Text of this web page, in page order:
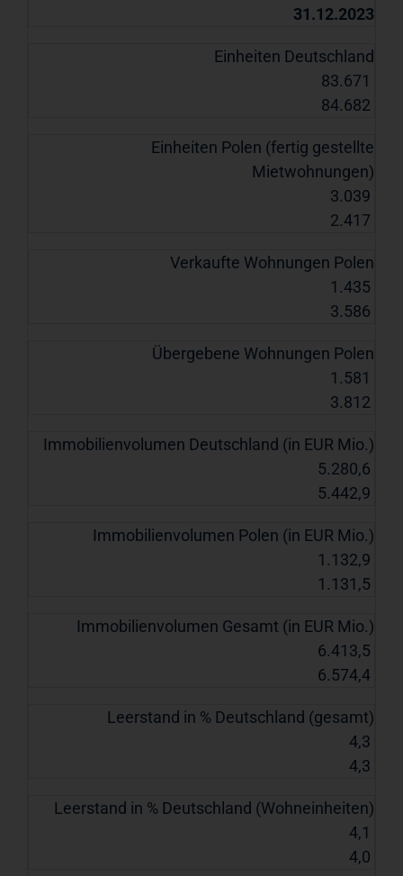
31.12.2023
Einheiten Deutschland
83.671
84.682
Einheiten Polen (fertig gestellte
Mietwohnungen)
3.039
2.417
Verkaufte Wohnungen Polen
1.435
3.586
Übergebene Wohnungen Polen
1.581
3.812
Immobilienvolumen Deutschland (in EUR Mio.)
5.280,6
5.442,9
Immobilienvolumen Polen (in EUR Mio.)
1.132,9
1.131,5
Immobilienvolumen Gesamt (in EUR Mio.)
6.413,5
6.574,4
Leerstand in % Deutschland (gesamt)
4,3
4,3
Leerstand in % Deutschland (Wohneinheiten)
4,1
4,0